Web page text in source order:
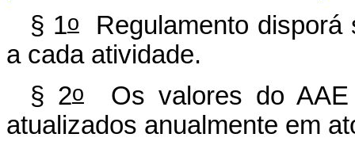
§ 1oRegulamento disporá
a cada atividade.
§ 2oOs valores do AAE
atualizados anualmente em